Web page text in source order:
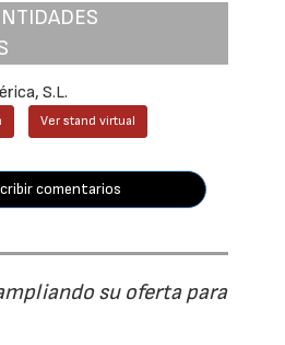
S.L.
Ver stand virtual
comentarios
su oferta para